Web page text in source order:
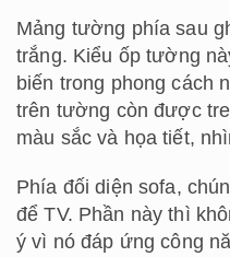
Mảng tường phía sau
trắng. Kiểu ốp tường
biến trong phong cách
trên tường còn được
màu sắc và họa tiết,
Phía đối diện sofa,
để TV. Phần này thì
ý vì nó đáp ứng công